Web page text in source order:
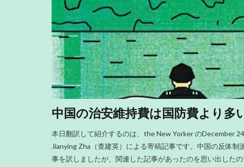
中国の治安維持費は国防費より多
本日翻訳して紹介するのは、the New Yorker のDecember
Jianying Zha（查建英）による寄稿記事です。中国の反体
事を訳しましたが、関連した記事があったのを思い出したの